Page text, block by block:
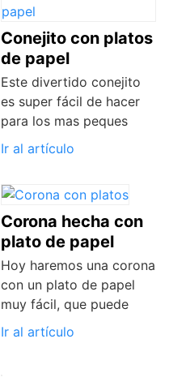
Conejito con platos
de papel
Este divertido conejito
es super fácil de hacer
para los mas peques
Ir al artículo
Corona hecha con
plato de papel
Hoy haremos una corona
con un plato de papel
muy fácil, que puede
Ir al artículo